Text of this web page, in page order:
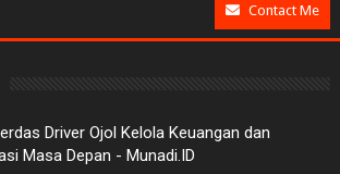
Contact Me
Driver Ojol Kelola Keuangan dan
Masa Depan - Munadi.ID